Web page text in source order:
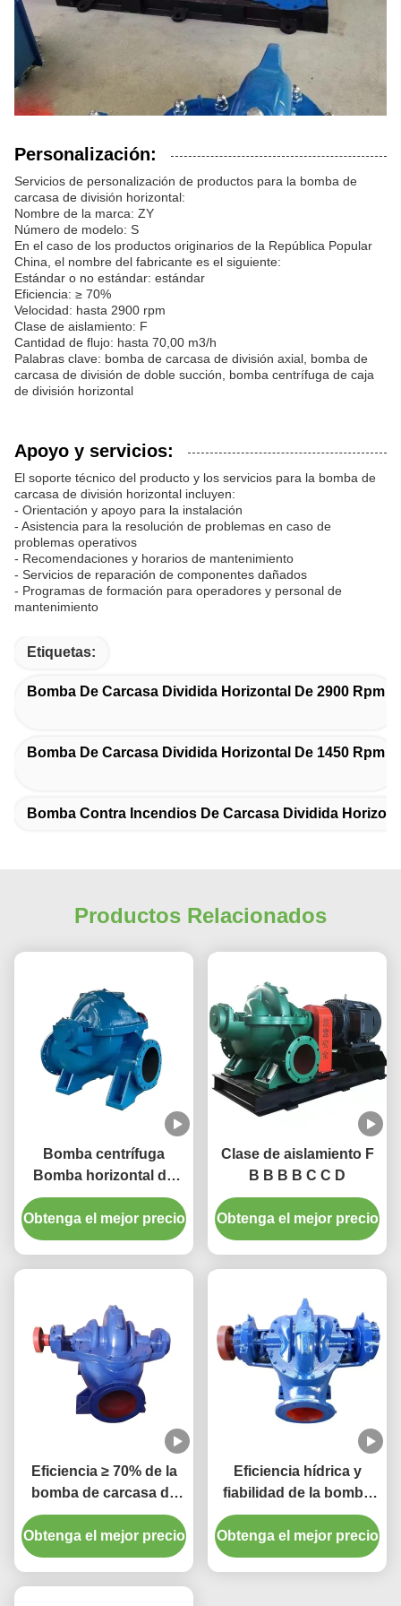
Personalización:
Servicios de personalización de productos para la bomba de
carcasa de división horizontal:
Nombre de la marca: ZY
Número de modelo: S
En el caso de los productos originarios de la República Popular
China, el nombre del fabricante es el siguiente:
Estándar o no estándar: estándar
Eficiencia: ≥ 70%
Velocidad: hasta 2900 rpm
Clase de aislamiento: F
Cantidad de flujo: hasta 70,00 m3/h
Palabras clave: bomba de carcasa de división axial, bomba de
carcasa de división de doble succión, bomba centrífuga de caja
de división horizontal
Apoyo y servicios:
El soporte técnico del producto y los servicios para la bomba de
carcasa de división horizontal incluyen:
- Orientación y apoyo para la instalación
- Asistencia para la resolución de problemas en caso de
problemas operativos
- Recomendaciones y horarios de mantenimiento
- Servicios de reparación de componentes dañados
- Programas de formación para operadores y personal de
mantenimiento
Etiquetas:
Bomba De Carcasa Dividida Horizontal De 2900 Rpm
Bomba De Carcasa Dividida Horizontal De 1450 Rpm
Bomba Contra Incendios De Carcasa Dividida
Productos Relacionados
Bomba centrífuga
Bomba horizontal de
carcasa dividida con
envase/salidas de
sellado de embalaje de
Obtenga el mejor precio
Clase de aislamiento F
B B B B C C D
Obtenga el mejor precio
Eficiencia ≥ 70% de la
bomba de carcasa de
división horizontal
Obtenga el mejor precio
Eficiencia hídrica y
fiabilidad de la bomba
centrífuga de carcasa
horizontal dividida
Obtenga el mejor precio